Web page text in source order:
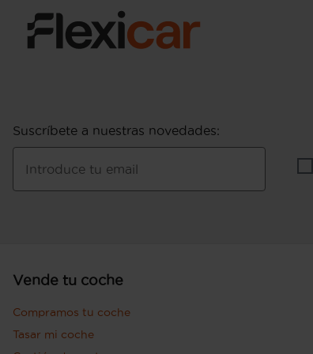
Suscríbete a nuestras novedades:
Introduce tu email
Vende tu coche
Compramos tu coche
Tasar mi coche